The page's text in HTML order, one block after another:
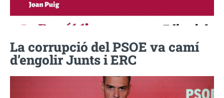
La corrupció del PSOE va camí
d’engolir Junts i ERC